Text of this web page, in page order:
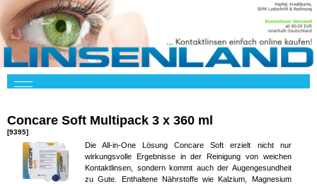
Concare Soft Multipack 3 x 360 ml
[9395]
Die All-in-One Lösung Concare Soft erzielt nicht nur
wirkungsvolle Ergebnisse in der Reinigung von weichen
Kontaktlinsen, sondern kommt auch der Augengesundheit
zu Gute. Enthaltene Nährstoffe wie Kalzium, Magnesium